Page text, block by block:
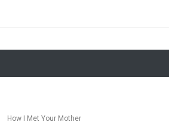
How I Met Your Mother